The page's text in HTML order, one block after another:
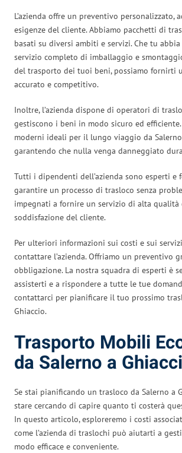
L’azienda offre un preventivo personalizzato,
esigenze del cliente. Abbiamo pacchetti di
basati su diversi ambiti e servizi. Che tu
servizio completo di imballaggio e
del trasporto dei tuoi beni, possiamo fornirti
accurato e competitivo.
Inoltre, l’azienda dispone di operatori di
gestiscono i beni in modo sicuro ed
moderni ideali per il lungo viaggio da Salerno
garantendo che nulla venga danneggiato
Tutti i dipendenti dell’azienda sono esperti e
garantire un processo di trasloco senza
impegnati a fornire un servizio di alta qualità
soddisfazione del cliente.
Per ulteriori informazioni sui costi e sui
contattare l’azienda. Offriamo un preventivo
obbligazione. La nostra squadra di esperti è
assisterti e a rispondere a tutte le tue
contattarci per pianificare il tuo prossimo
Ghiaccio.
Trasporto Mobili
da Salerno a
Se stai pianificando un trasloco da Salerno a
stare cercando di capire quanto ti costerà
In questo articolo, esploreremo i costi
come l’azienda di traslochi può aiutarti a
modo efficace e conveniente.